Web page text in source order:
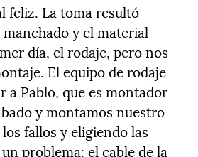
feliz. La toma resultó
y el material
día, el rodaje, pero nos
El equipo de rodaje
a Pablo, que es montador
y montamos nuestro
fallos y eligiendo las
problema: el cable de la